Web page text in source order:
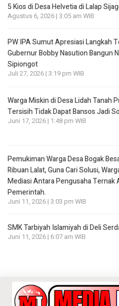
5 Kios di Desa Helvetia di Lalap
Agustus 6, 2026 | 3:05 am WIB
PW IPA Sumut Apresiasi Langkah
Gubernur Bobby Nasution Bangun
Sipiongot
Juli 27, 2026 | 3:19 pm WIB
Warga Miskin di Desa Lidah Tanah
Tersisih Tidak Dapat Bansos Jadi
Juni 17, 2026 | 1:48 pm WIB
Pemukiman Warga Desa Bogak
Ribuan Lalat, Guna Cari Solusi,
Mediasi Antara Pengusaha Ternak
Pemerintah.
Juni 11, 2026 | 3:03 pm WIB
SMK Tarbiyah Islamiyah di Deli
Juni 11, 2026 | 6:07 am WIB